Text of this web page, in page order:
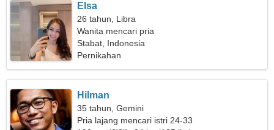
Elsa
26 tahun, Libra
Wanita mencari pria
Stabat, Indonesia
Pernikahan
Hilman
35 tahun, Gemini
Pria lajang mencari istri 24-33